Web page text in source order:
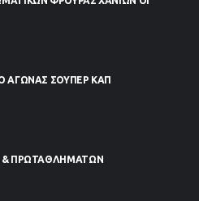
ΑΓΩΝΑΣ ΣΟΥΠΕΡ ΚΑΠ
& ΠΡΩΤΑΘΛΗΜΑΤΩΝ